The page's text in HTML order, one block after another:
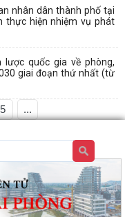
nhân dân thành phố tại
thực hiện nhiệm vụ phát
lược quốc gia về phòng,
giai đoạn thứ nhất (từ
5 ...